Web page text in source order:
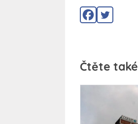
Čtěte také